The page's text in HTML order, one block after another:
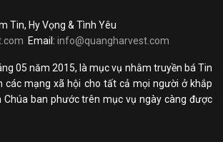
Tin, Hy Vọng & Tình Yêu
Email: info@quangharvest.com
05 năm 2015, là mục vụ nhằm truyền bá Tin
các mạng xã hội cho tất cả mọi người ở khắp
Chúa ban phước trên mục vụ ngày càng được